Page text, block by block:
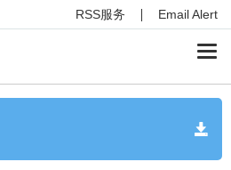
RSS服务 Email Alert